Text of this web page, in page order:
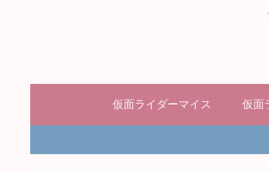
仮面ライダーマイス 仮面